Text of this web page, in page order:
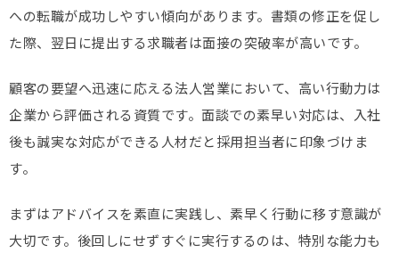
への転職が成功しやすい傾向があります。書類の修正を促し
た際、翌日に提出する求職者は面接の突破率が高いです。
顧客の要望へ迅速に応える法人営業において、高い行動力は
企業から評価される資質です。面談での素早い対応は、入社
後も誠実な対応ができる人材だと採用担当者に印象づけま
す。
まずはアドバイスを素直に実践し、素早く行動に移す意識が
大切です。後回しにせずすぐに実行するのは、特別な能力も